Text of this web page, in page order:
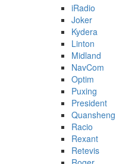
iRadio
Joker
Kydera
Linton
Midland
NavCom
Optim
Puxing
President
Quansheng
Racio
Rexant
Retevis